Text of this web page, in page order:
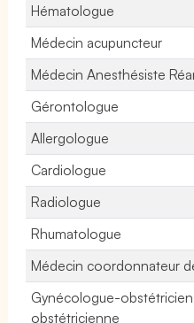
Hématologue
Médecin acupuncteur
Médecin Anesthésiste
Gérontologue
Allergologue
Cardiologue
Radiologue
Rhumatologue
Médecin coordonnateur
Gynécologue-
obstétricienne